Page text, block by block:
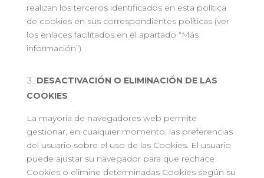
realizan los terceros identificados en esta política
de cookies en sus correspondientes políticas (ver
los enlaces facilitados en el apartado “Más
información”)
DESACTIVACIÓN O ELIMINACIÓN DE LAS
COOKIES
La mayoría de navegadores web permite
gestionar, en cualquier momento, las preferencias
del usuario sobre el uso de las Cookies. El usuario
puede ajustar su navegador para que rechace
Cookies o elimine determinadas Cookies según su